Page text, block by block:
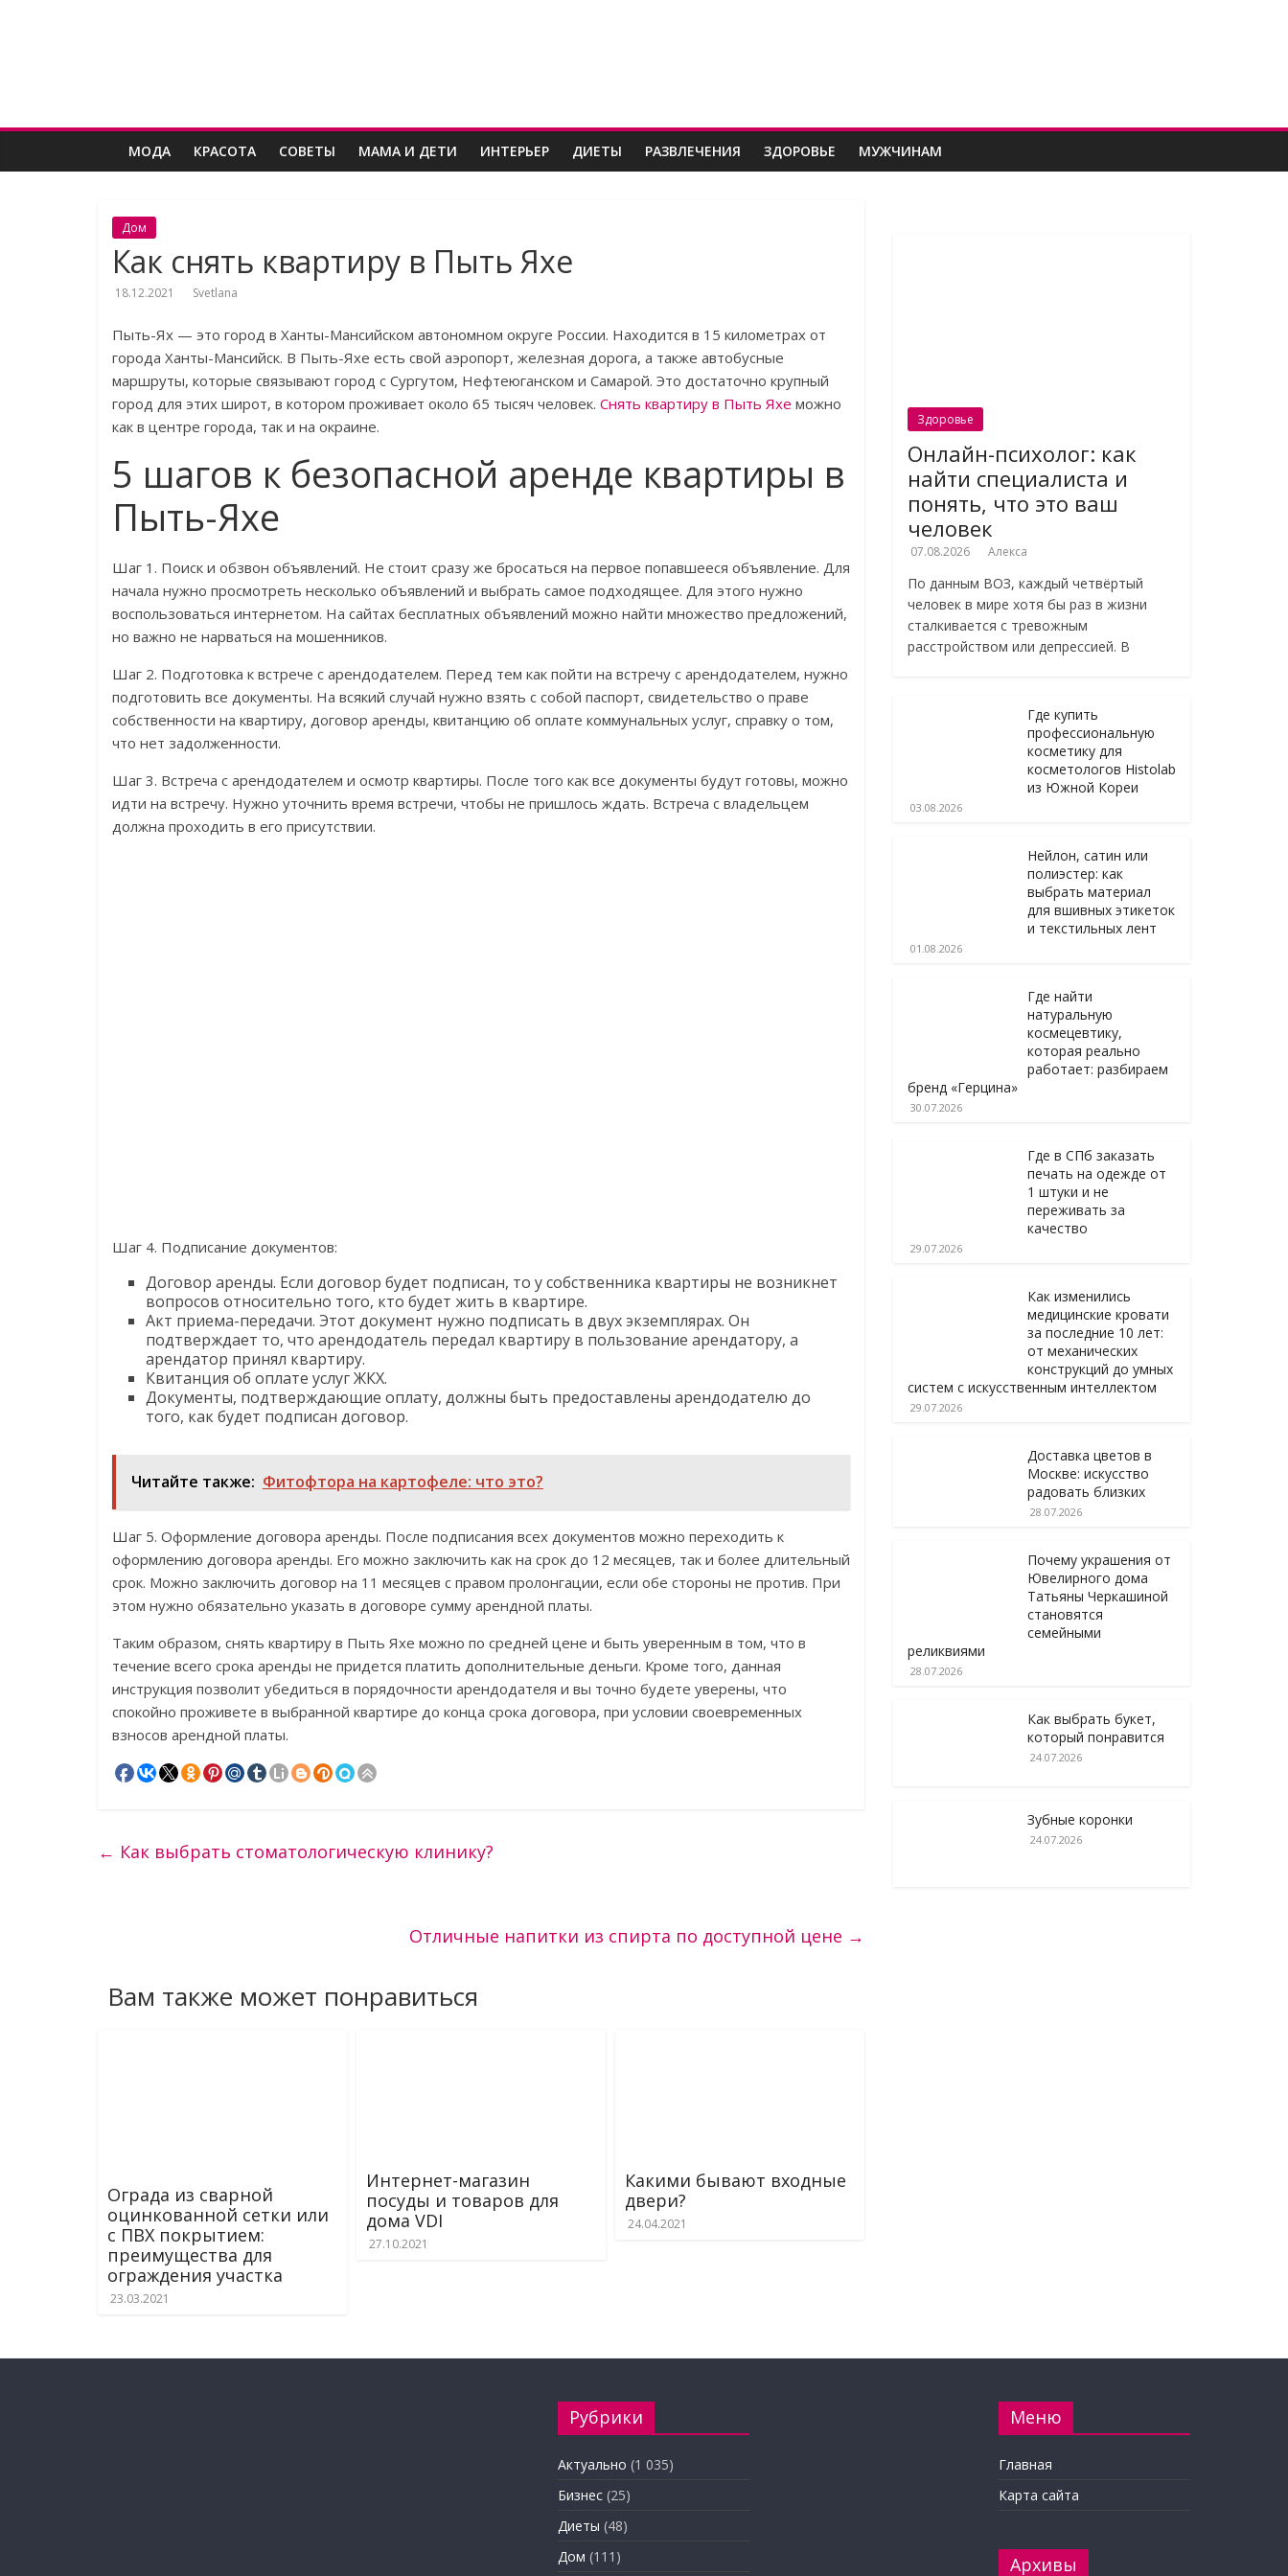
Блог
полезных
женщин
МОДА КРАСОТА СОВЕТЫ МАМА И ДЕТИ ИНТЕРЬЕР ДИЕТЫ РАЗВЛЕЧЕНИЯ ЗДОРОВЬЕ МУЖЧИНАМ
Дом
Как снять квартиру в Пыть Яхе
18.12.2021 Svetlana
Пыть-Ях — это город в Ханты-Мансийском автономном округе России. Находится в 15 километрах от
города Ханты-Мансийск. В Пыть-Яхе есть свой аэропорт, железная дорога, а также автобусные
маршруты, которые связывают город с Сургутом, Нефтеюганском и Самарой. Это достаточно крупный
город для этих широт, в котором проживает около 65 тысяч человек. Снять квартиру в Пыть Яхе можно
как в центре города, так и на окраине.
5 шагов к безопасной аренде квартиры в
Пыть-Яхе
Шаг 1. Поиск и обзвон объявлений. Не стоит сразу же бросаться на первое попавшееся объявление. Для
начала нужно просмотреть несколько объявлений и выбрать самое подходящее. Для этого нужно
воспользоваться интернетом. На сайтах бесплатных объявлений можно найти множество предложений,
но важно не нарваться на мошенников.
Шаг 2. Подготовка к встрече с арендодателем. Перед тем как пойти на встречу с арендодателем, нужно
подготовить все документы. На всякий случай нужно взять с собой паспорт, свидетельство о праве
собственности на квартиру, договор аренды, квитанцию об оплате коммунальных услуг, справку о том,
что нет задолженности.
Шаг 3. Встреча с арендодателем и осмотр квартиры. После того как все документы будут готовы, можно
идти на встречу. Нужно уточнить время встречи, чтобы не пришлось ждать. Встреча с владельцем
должна проходить в его присутствии.
Шаг 4. Подписание документов:
Договор аренды. Если договор будет подписан, то у собственника квартиры не возникнет
вопросов относительно того, кто будет жить в квартире.
Акт приема-передачи. Этот документ нужно подписать в двух экземплярах. Он
подтверждает то, что арендодатель передал квартиру в пользование арендатору, а
арендатор принял квартиру.
Квитанция об оплате услуг ЖКХ.
Документы, подтверждающие оплату, должны быть предоставлены арендодателю до
того, как будет подписан договор.
Читайте также: Фитофтора на картофеле: что это?
Шаг 5. Оформление договора аренды. После подписания всех документов можно переходить к
оформлению договора аренды. Его можно заключить как на срок до 12 месяцев, так и более длительный
срок. Можно заключить договор на 11 месяцев с правом пролонгации, если обе стороны не против. При
этом нужно обязательно указать в договоре сумму арендной платы.
Таким образом, снять квартиру в Пыть Яхе можно по средней цене и быть уверенным в том, что в
течение всего срока аренды не придется платить дополнительные деньги. Кроме того, данная
инструкция позволит убедиться в порядочности арендодателя и вы точно будете уверены, что
спокойно проживете в выбранной квартире до конца срока договора, при условии своевременных
взносов арендной платы.
← Как выбрать стоматологическую клинику?
Отличные напитки из спирта по доступной цене →
Вам также может понравиться
Ограда из сварной
оцинкованной сетки или
с ПВХ покрытием:
преимущества для
ограждения участка
23.03.2021
Интернет-магазин
посуды и товаров для
дома VDI
27.10.2021
Какими бывают входные
двери?
24.04.2021
Здоровье
Онлайн-психолог: как
найти специалиста и
понять, что это ваш
человек
07.08.2026 Алекса
По данным ВОЗ, каждый четвёртый
человек в мире хотя бы раз в жизни
сталкивается с тревожным
расстройством или депрессией. В
Где купить
профессиональную
косметику для
косметологов Histolab
из Южной Кореи
03.08.2026
Нейлон, сатин или
полиэстер: как
выбрать материал
для вшивных этикеток
и текстильных лент
01.08.2026
Где найти
натуральную
космецевтику,
которая реально
работает: разбираем
бренд «Герцина»
30.07.2026
Где в СПб заказать
печать на одежде от
1 штуки и не
переживать за
качество
29.07.2026
Как изменились
медицинские кровати
за последние 10 лет:
от механических
конструкций до умных
систем с искусственным интеллектом
29.07.2026
Доставка цветов в
Москве: искусство
радовать близких
28.07.2026
Почему украшения от
Ювелирного дома
Татьяны Черкашиной
становятся
семейными
реликвиями
28.07.2026
Как выбрать букет,
который понравится
24.07.2026
Зубные коронки
24.07.2026
Рубрики
Актуально (1 035)
Бизнес (25)
Диеты (48)
Дом (111)
Меню
Главная
Карта сайта
Архивы